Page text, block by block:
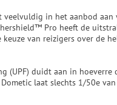
veelvuldig in het aanbod
Pro heeft de
van reizigers over de
(UPF) duidt aan in
laat slechts 1/50e